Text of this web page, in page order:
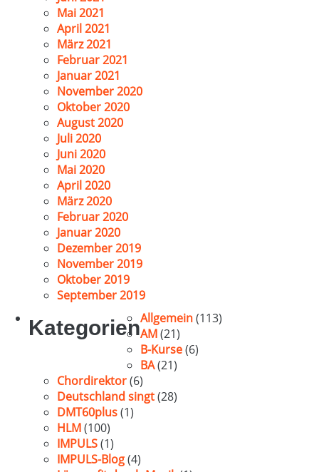
Mai 2021
April 2021
März 2021
Februar 2021
Januar 2021
November 2020
Oktober 2020
August 2020
Juli 2020
Juni 2020
Mai 2020
April 2020
März 2020
Februar 2020
Januar 2020
Dezember 2019
November 2019
Oktober 2019
September 2019
KategorienAllgemein(113)
AM(21)
B-Kurse(6)
BA(21)
Chordirektor(6)
Deutschland singt(28)
DMT60plus(1)
HLM(100)
IMPULS(1)
IMPULS-Blog(4)